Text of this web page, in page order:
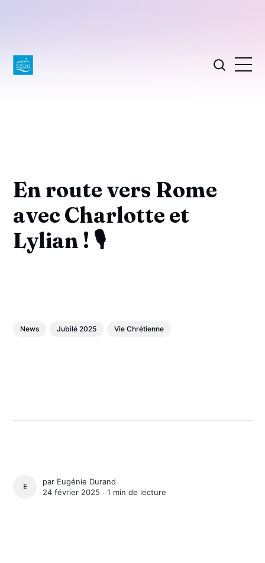
En route vers Rome
avec Charlotte et
Lylian ! 🎙️
News Jubilé 2025 Vie Chrétienne
EUGÉNIE DURAND
par Eugénie Durand
24 février 2025 ∙1 min de lecture